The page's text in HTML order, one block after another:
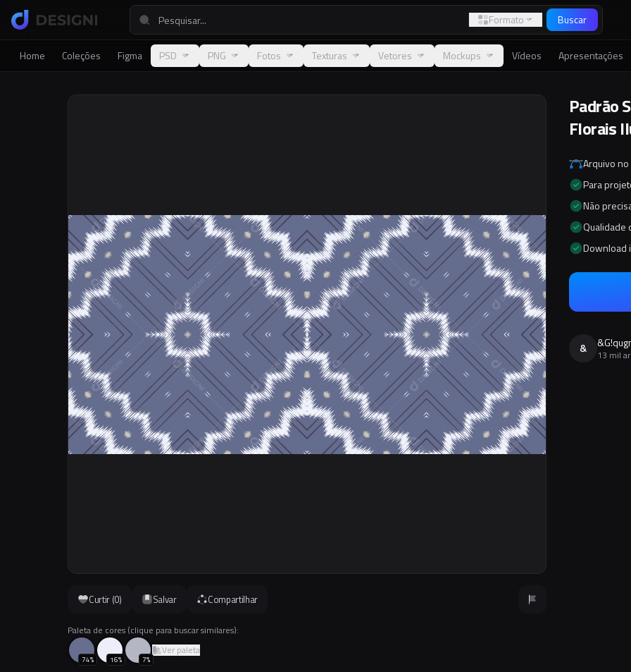
Formato Buscar
Home Coleções Figma PSD PNG Fotos Texturas Vetores Mockups Vídeos Apresentações
Curtir (0) Salvar Compartilhar
Paleta de cores (clique para buscar similares):
74% 16% 7%
Ver paleta
Padrão
Florais
Arquivo
Para
Não
Qualidade
Download
& 13 mil